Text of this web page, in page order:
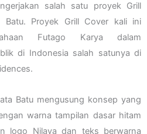
salah satu proyek Grill
Batu. Proyek Grill Cover kali ini
Futago Karya dalam
di Indonesia salah satunya di
Batu mengusung konsep yang
warna tampilan dasar hitam
logo Nilaya dan teks berwarna